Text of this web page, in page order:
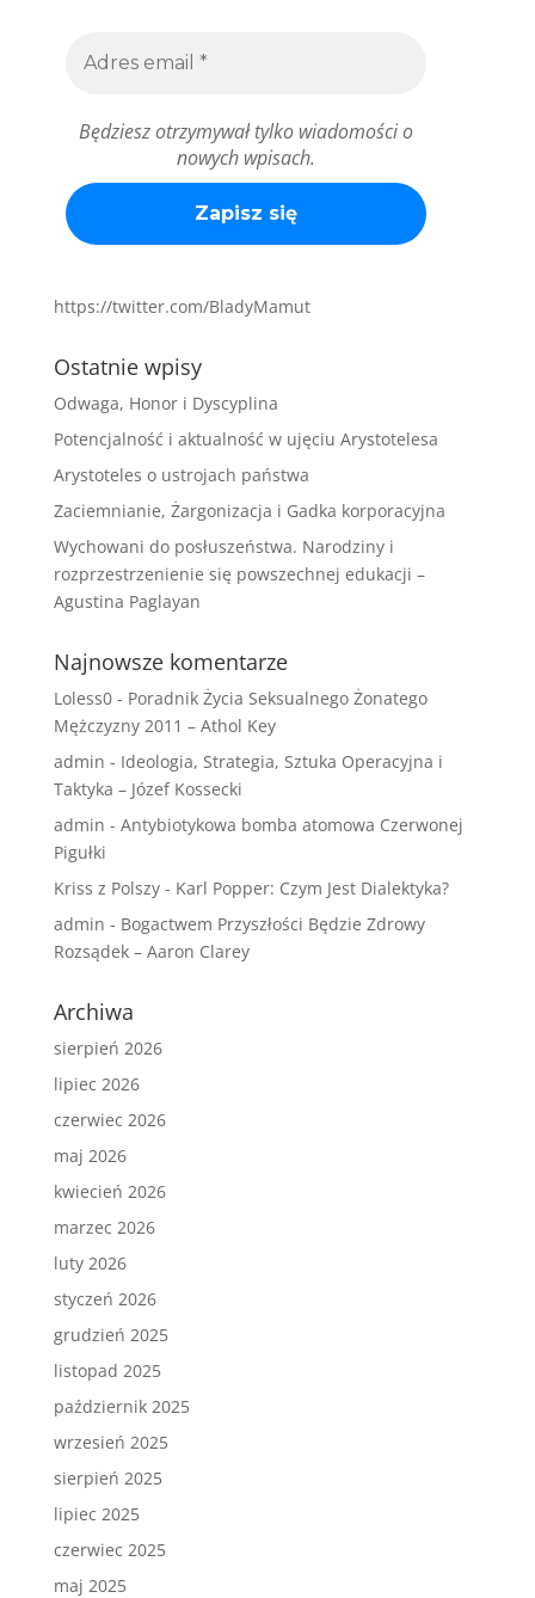
Będziesz otrzymywał tylko wiadomości o
nowych wpisach.
https://twitter.com/BladyMamut
Ostatnie wpisy
Odwaga, Honor i Dyscyplina
Potencjalność i aktualność w ujęciu Arystotelesa
Arystoteles o ustrojach państwa
Zaciemnianie, Żargonizacja i Gadka korporacyjna
Wychowani do posłuszeństwa. Narodziny i
rozprzestrzenienie się powszechnej edukacji –
Agustina Paglayan
Najnowsze komentarze
Loless0- Poradnik Życia Seksualnego Żonatego
Mężczyzny 2011 – Athol Key
admin - Ideologia, Strategia, Sztuka Operacyjna i
Taktyka – Józef Kossecki
admin - Antybiotykowa bomba atomowa Czerwonej
Pigułki
Kriss z Polszy- Karl Popper: Czym Jest Dialektyka?
admin - Bogactwem Przyszłości Będzie Zdrowy
Rozsądek – Aaron Clarey
Archiwa
sierpień 2026
lipiec 2026
czerwiec 2026
maj 2026
kwiecień 2026
marzec 2026
luty 2026
styczeń 2026
grudzień 2025
listopad 2025
październik 2025
wrzesień 2025
sierpień 2025
lipiec 2025
czerwiec 2025
maj 2025